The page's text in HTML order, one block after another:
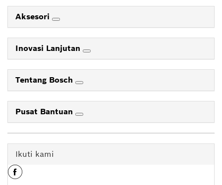
Aksesori
Inovasi Lanjutan
Tentang Bosch
Pusat Bantuan
Ikuti kami